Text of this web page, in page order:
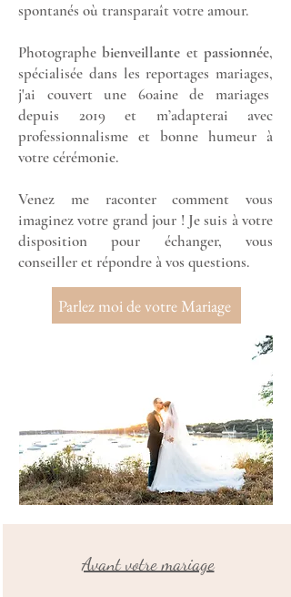
spontanés où transparaît votre amour.
Photographebienveillante etpassionnée,
spécialisée dans les reportages mariages,
j'ai couvert une 60aine de mariages
depuis 2019 et m’adapterai avec
professionnalisme et bonne humeur à
votre cérémonie.
Venez me raconter comment vous
imaginez votre grand jour ! Je suis à votre
disposition pour échanger, vous
conseiller et répondre à vos questions.
Parlez moi de votre Mariage
Avant votre mariage